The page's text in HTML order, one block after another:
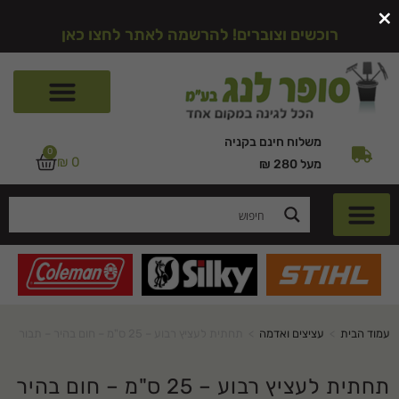
רוכשים וצוברים! להרשמה לאתר לחצו כאן
משלוח חינם בקניה
מעל 280 ₪
₪ 0
0
עמוד הבית עציצים ואדמה
תחתית לעציץ רבוע – 25 ס"מ – חום בהיר
×